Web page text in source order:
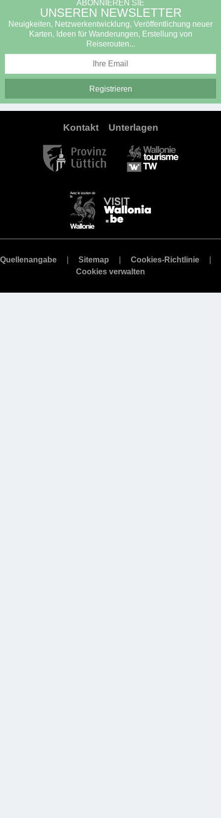
ABONNIEREN SIE
UNSEREN NEWSLETTER
Neuigkeiten, Netzwerkentwicklung, Veröffentlichung neuer
Karten, Ideen für Wanderungen, Erstellung von
Reiserouten...
Kontakt Unterlagen
Quellenangabe Sitemap
Cookies-Richtlinie
Cookies verwalten